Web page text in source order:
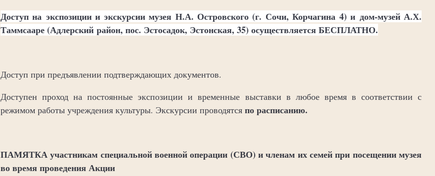
Доступ на экспозиции и экскурсии музея Н.А. Островского (г. Сочи, Корчагина 4) и дом-музей А.Х.
Таммсааре (Адлерский район, пос. Эстосадок, Эстонская, 35) осуществляется БЕСПЛАТНО.
Доступ при предъявлении подтверждающих документов.
Доступен проход на постоянные экспозиции и временные выставки в любое время в соответствии с
режимом работы учреждения культуры. Экскурсии проводятся по расписанию.
ПАМЯТКА участникам специальной военной операции (СВО) и членам их семей при посещении музея
во время проведения Акции